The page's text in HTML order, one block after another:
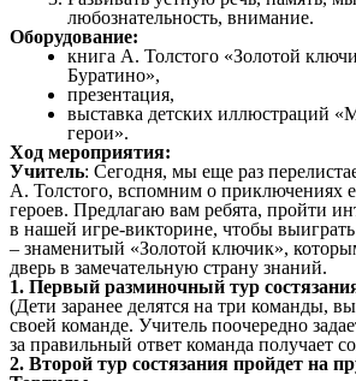
любознательность, внимание.
Оборудование:
книга А. Толстого «Золотой
Буратино»,
презентация,
выставка детских иллюстраций
герои».
Ход мероприятия:
Учитель: Сегодня, мы еще раз
А. Толстого, вспомним о приключениях
героев. Предлагаю вам ребята, пройти
в нашей игре-викторине, чтобы
– знаменитый «Золотой ключик»,
дверь в замечательную страну знаний.
1. Первый разминочный тур
(Дети заранее делятся на три команды,
своей команде. Учитель поочередно
за правильный ответ команда получает
2. Второй тур состязания пройдет на